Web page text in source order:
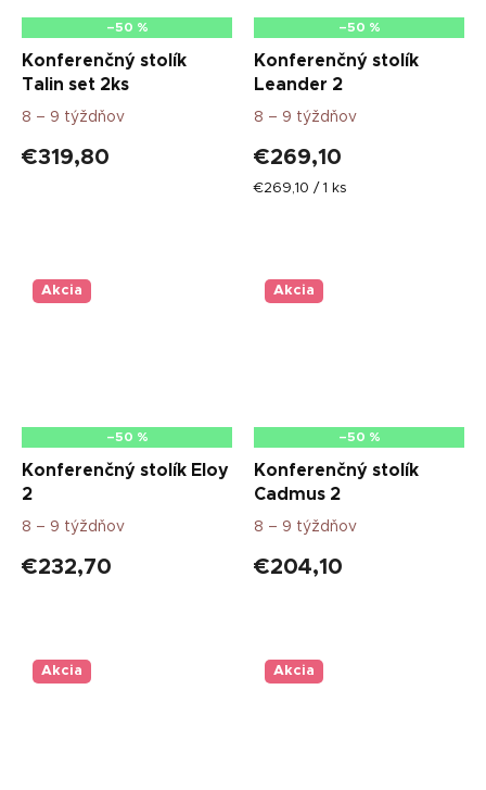
–50 %
Konferenčný stolík
Talin set 2ks
8 – 9 týždňov
€319,80
–50 %
Konferenčný stolík
Leander 2
8 – 9 týždňov
€269,10
Jednotková
€269,10 / 1 ks
Akcia
–50 %
Konferenčný stolík Eloy
2
8 – 9 týždňov
€232,70
Akcia
–50 %
Konferenčný stolík
Cadmus 2
8 – 9 týždňov
€204,10
Akcia Akcia